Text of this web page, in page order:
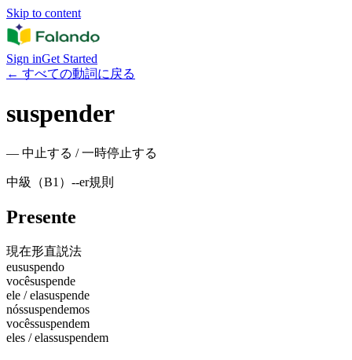
Skip to content
Sign inGet Started
← すべての動詞に戻る
suspender
— 中止する / 一時停止する
中級（B1） --er規則
Presente
現在形直説法
eususpendo
vocêsuspende
ele / elasuspende
nóssuspendemos
vocêssuspendem
eles / elassuspendem